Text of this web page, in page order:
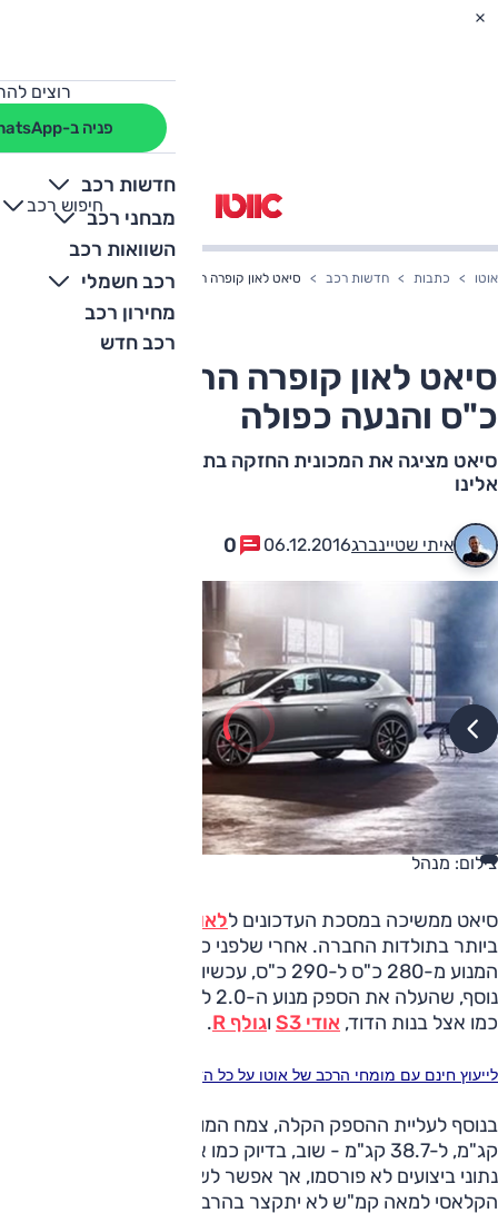
רוצים
פניה ב-WhatsApp
חדשות רכב
מבחני רכב
השוואות רכב
רכב חשמלי
מחירון רכב
רכב חדש
חיפוש רכב
+
-
אוטו כתבות חדשות רכב סיאט לאון קופרה החדשה - 300 כ"ס והנעה כפולה
כ"ס והנעה כפולה
סיאט מציגה את המכונית החזקה בתולדותיה - והיא בדרך
אלינו
איתי שטיינברג06.12.2016
0
צילום: מנהל
סיאט ממשיכה במסכת העדכונים ללאון
ביותר בתולדות החברה. אחרי שלפני כ
המנוע מ-280 כ"ס ל-290 כ"ס, עכשיו היא מדווחת על עדכון
כמו אצל בנות הדוד, אודי S3 וגולף R .
לייעוץ חינם עם מומחי הרכב של אוטו על כל הדגמים חייג ל-3262* או לחץ כאן
בנוסף לעליית ההספק הקלה, צמח המומנט המרבי בשלושה
קג"מ, ל-38.7 קג"מ - שוב, בדיוק כמו אצל בנות הדוד האמורות.
נתוני ביצועים לא פורסמו, אך אפשר לשער שהשיפור במיאוץ